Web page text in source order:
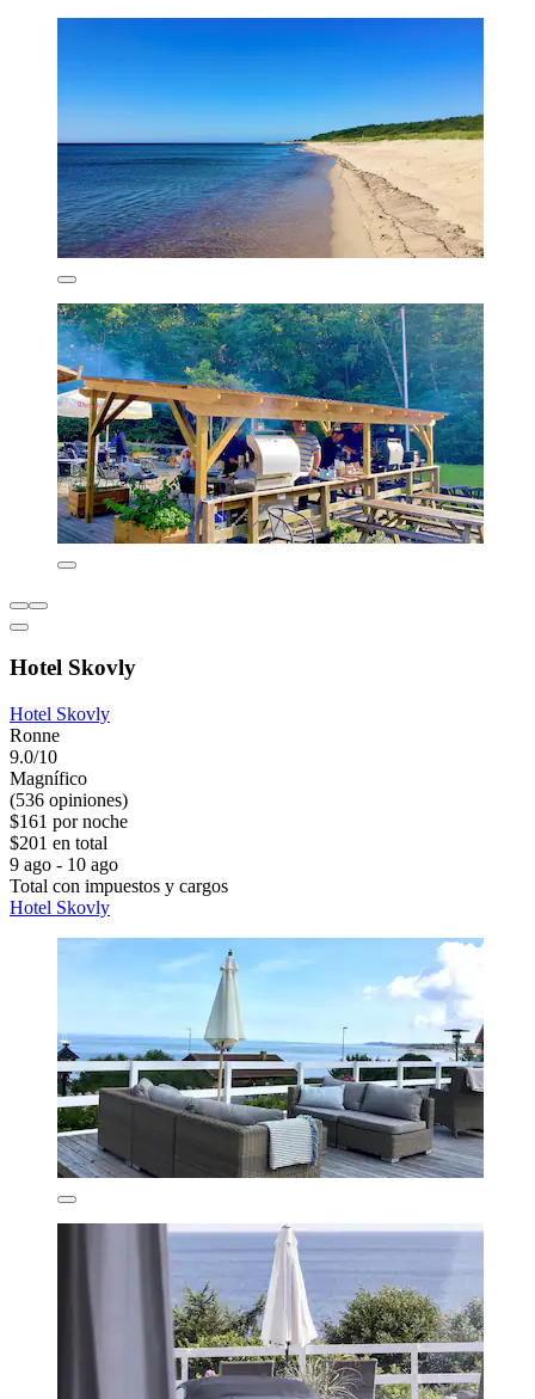
Hotel Skovly
Hotel Skovly
Ronne
9.0/10
Magnífico
(536 opiniones)
$161 por noche
$201 en total
9 ago - 10 ago
Total con impuestos y cargos
Hotel Skovly